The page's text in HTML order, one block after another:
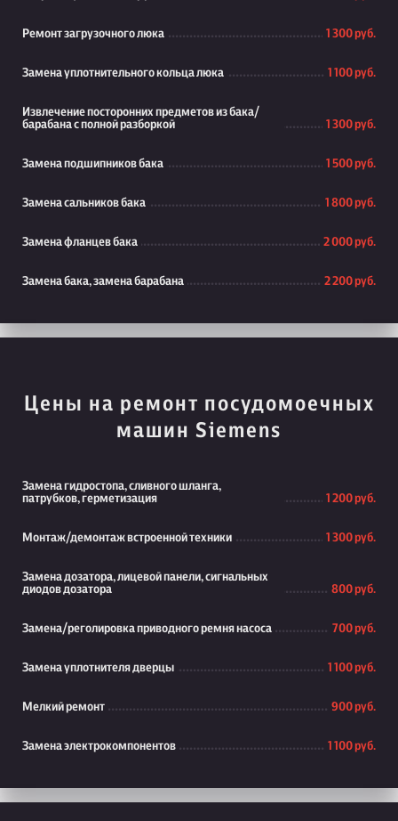
Ремонт загрузочного люка 1 300 руб.
Замена уплотнительного кольца люка 1 100 руб.
Извлечение посторонних предметов из бака/
барабана с полной разборкой
1 300 руб.
Замена подшипников бака 1 500 руб.
Замена сальников бака 1 800 руб.
Замена фланцев бака 2 000 руб.
Замена бака, замена барабана 2 200 руб.
Цены на ремонт посудомоечных
машин Siemens
Замена гидростопа, сливного шланга,
патрубков, герметизация
1 200 руб.
Монтаж/демонтаж встроенной техники 1 300 руб.
Замена дозатора, лицевой панели, сигнальных
диодов дозатора
800 руб.
Замена/реголировка приводного ремня насоса 700 руб.
Замена уплотнителя дверцы 1 100 руб.
Мелкий ремонт 900 руб.
Замена электрокомпонентов 1 100 руб.